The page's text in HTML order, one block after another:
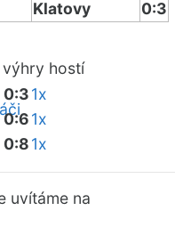
Klatovy 0:3
výhry hostí
0:31x
0:61x
0:81x
uvítáme na